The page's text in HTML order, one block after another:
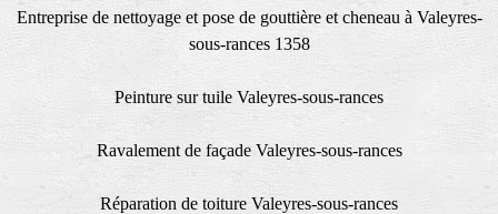
Entreprise de nettoyage et pose de gouttière et cheneau à Valeyres-
sous-rances 1358
Peinture sur tuile Valeyres-sous-rances
Ravalement de façade Valeyres-sous-rances
Réparation de toiture Valeyres-sous-rances